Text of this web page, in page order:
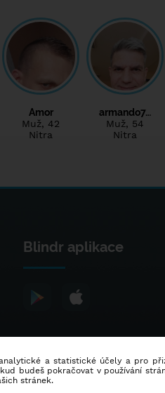
Amor
Muž, 42
Nitra
armando7…
Muž, 54
Nitra
Blindr aplikace
a statistické účely a pro
budeš pokračovat v používání
stránek.